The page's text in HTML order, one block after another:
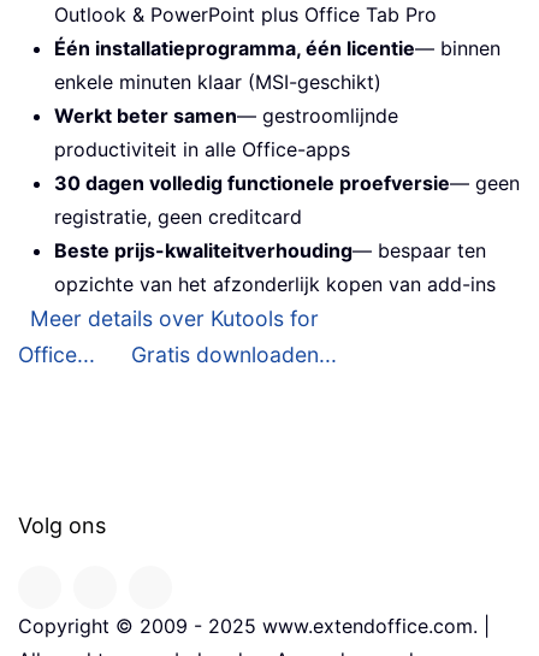
Outlook & PowerPoint plus Office Tab Pro
Één installatieprogramma, één licentie— binnen
enkele minuten klaar (MSI-geschikt)
Werkt beter samen— gestroomlijnde
productiviteit in alle Office-apps
30 dagen volledig functionele proefversie— geen
registratie, geen creditcard
Beste prijs-kwaliteitverhouding— bespaar ten
opzichte van het afzonderlijk kopen van add-ins
Meer details over Kutools for
Office...
Gratis downloaden...
Volg ons
Copyright © 2009 - 2025 www.extendoffice.com. |